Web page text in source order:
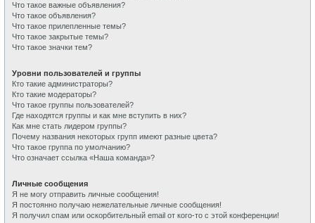
Что такое важные объявления?
Что такое объявления?
Что такое прилепленные темы?
Что такое закрытые темы?
Что такое значки тем?
Уровни пользователей и группы
Кто такие администраторы?
Кто такие модераторы?
Что такое группы пользователей?
Где находятся группы и как мне вступить в них?
Как мне стать лидером группы?
Почему названия некоторых групп имеют разные цвета?
Что такое группа по умолчанию?
Что означает ссылка «Наша команда»?
Личные сообщения
Я не могу отправить личные сообщения!
Я постоянно получаю нежелательные личные сообщения!
Я получил спам или оскорбительный email от кого-то с этой конференции!